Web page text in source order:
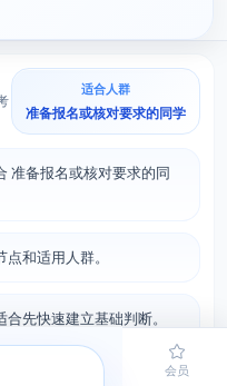
适合人群
准备报名或核对要求的同学
准备报名或核对要求的同
和适用人群。
先快速建立基础判断。
会员